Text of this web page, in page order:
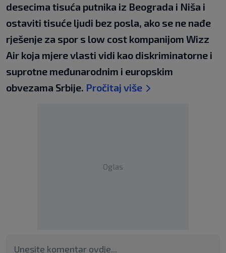
desecima tisuća putnika iz Beograda i Niša i
ostaviti tisuće ljudi bez posla, ako se ne nađe
rješenje za spor s low cost kompanijom Wizz
Air koja mjere vlasti vidi kao diskriminatorne i
suprotne međunarodnim i europskim
obvezama Srbije. Pročitaj više
Oglas